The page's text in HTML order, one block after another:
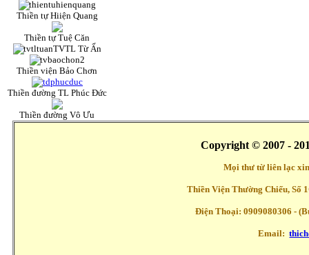
Thiền tự Hiiện Quang
Thiền tự Tuệ Căn
TVTL Từ Ấn
Thiền viện Bảo Chơn
Thiền đường TL Phúc Đức
Thiền đường Vô Ưu
Copyright © 2007 -
Mọi thư từ liên lạc
Thiền Viện Thường Chiếu, Số
Điện Thoại: 0909080306 -
Email: